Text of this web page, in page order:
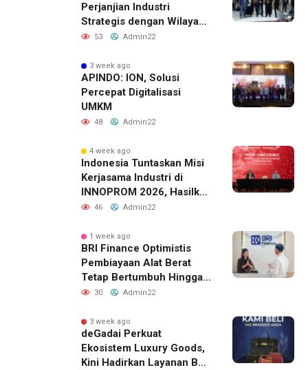
Perjanjian Industri
Strategis dengan Wilayah
Sverdlovsk, Rusia untuk
53 Admin22
3 week ago
APINDO: ION, Solusi
Percepat Digitalisasi
UMKM
48 Admin22
4 week ago
Indonesia Tuntaskan Misi
Kerjasama Industri di
INNOPROM 2026, Hasilkan
Belasan Kerja Sama
46 Admin22
1 week ago
BRI Finance Optimistis
Pembiayaan Alat Berat
Tetap Bertumbuh Hingga
Akhir 2026
30 Admin22
3 week ago
deGadai Perkuat
Ekosistem Luxury Goods,
Kini Hadirkan Layanan Beli